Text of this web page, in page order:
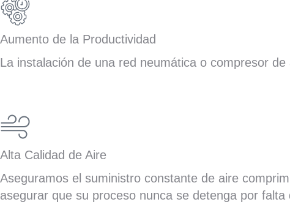
Aumento de la Productividad
La instalación de una red neumática o compresor
Alta Calidad de Aire
Aseguramos el suministro constante de aire
asegurar que su proceso nunca se detenga por falta